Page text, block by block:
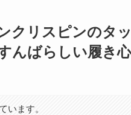
クリスピンのタ
んばらしい履き
います。